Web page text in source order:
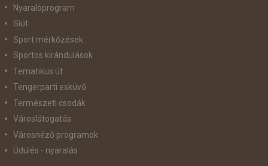
Nyaralóprogram
Síút
Sport mérkőzések
Sportos kirándulások
Tematikus út
Tengerparti esküvő
Természeti csodák
Városlátogatás
Városnéző programok
Üdülés - nyaralás